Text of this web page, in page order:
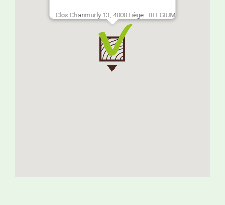
Clos Chanmurly 13, 4000 Liège - BELGIUM